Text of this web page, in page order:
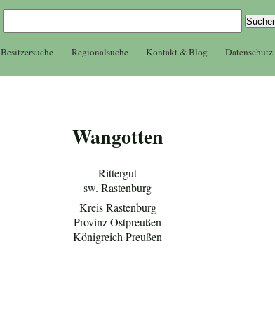
Besitzersuche Regionalsuche Kontakt & Blog Datenschutz
Wangotten
Rittergut
sw. Rastenburg
Kreis Rastenburg
Provinz Ostpreußen
Königreich Preußen